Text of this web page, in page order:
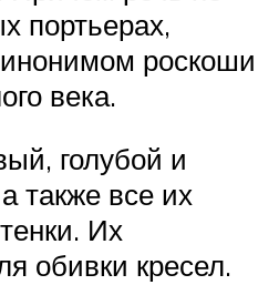
портьерах,
роскоши
века.
голубой и
также все их
Их
обивки кресел.